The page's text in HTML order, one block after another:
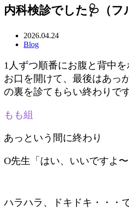
内科検診でした🩺（フ
2026.04.24
Blog
1人ずつ順番にお腹と背中
お口を開けて、最後はあっ
の裏を診てもらい終わりで
もも組
あっという間に終わり
O先生「はい、いいですよ〜
ハラハラ、ドキドキ・・・